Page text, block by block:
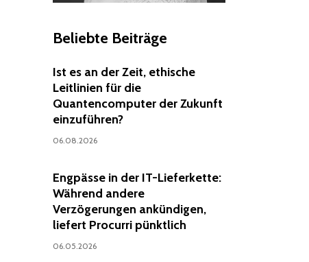
Beliebte Beiträge
Ist es an der Zeit, ethische
Leitlinien für die
Quantencomputer der Zukunft
einzuführen?
06.08.2026
Engpässe in der IT-Lieferkette:
Während andere
Verzögerungen ankündigen,
liefert Procurri pünktlich
06.05.2026